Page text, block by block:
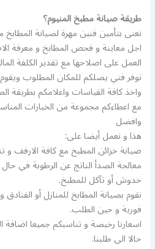
طريقة صيانة مطبخ المنيوم؟
نعنى بتأمين فنين مهرة لصيانة
اجل معاينة و فحص المطابخ و معرفة
العمل على اصلاحها مع تقدير الكلفة
نوفر فني يصلكم للمكان المطلوب ويقوم
واخذ كافة القياسات واعلامكم بطريقة
مع اعطاءكم مجموعة من الخيارات
وافضل
هذا و نعمل أيضا على:
صيانة خزائن المطبخ مع كافة الارفف و
معالجة الصدأ الناتج عن الرطوبة في
خدوش أو تآكل للمطبخ.
نقوم بصيانة المطابخ للمنازل أو
فورية و حين الطلب.
اسعارنا رخيصة و تناسبكم جميعا اضافة
حالا الى طلبنا.